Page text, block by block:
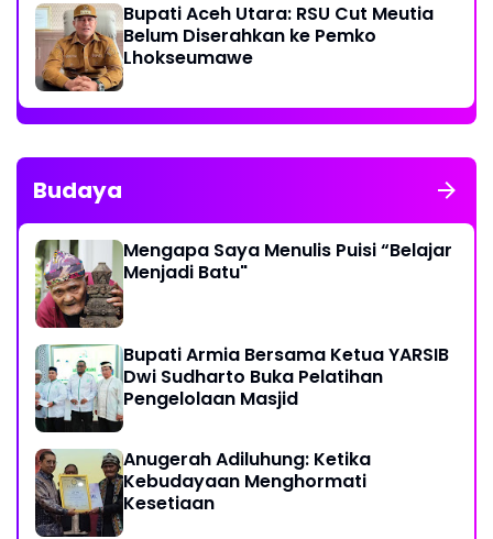
Bupati Aceh Utara: RSU Cut Meutia
Belum Diserahkan ke Pemko
Lhokseumawe
Budaya
Mengapa Saya Menulis Puisi “Belajar
Menjadi Batu"
Bupati Armia Bersama Ketua YARSIB
Dwi Sudharto Buka Pelatihan
Pengelolaan Masjid
Anugerah Adiluhung: Ketika
Kebudayaan Menghormati
Kesetiaan